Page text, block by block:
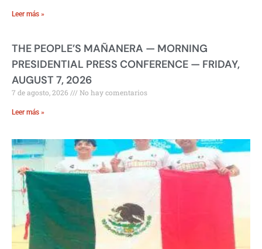
Leer más »
THE PEOPLE’S MAÑANERA — MORNING
PRESIDENTIAL PRESS CONFERENCE — FRIDAY,
AUGUST 7, 2026
7 de agosto, 2026 No hay comentarios
Leer más »